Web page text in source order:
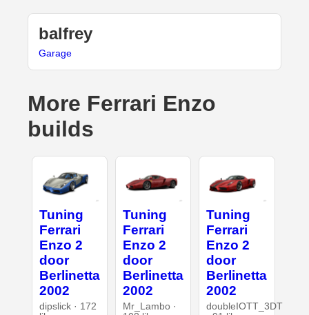
balfrey
Garage
More Ferrari Enzo
builds
Tuning
Ferrari
Enzo 2
door
Berlinetta
2002
dipslick · 172
Tuning
Ferrari
Enzo 2
door
Berlinetta
2002
Mr_Lambo ·
Tuning
Ferrari
Enzo 2
door
Berlinetta
2002
doubleIOTT_3DT